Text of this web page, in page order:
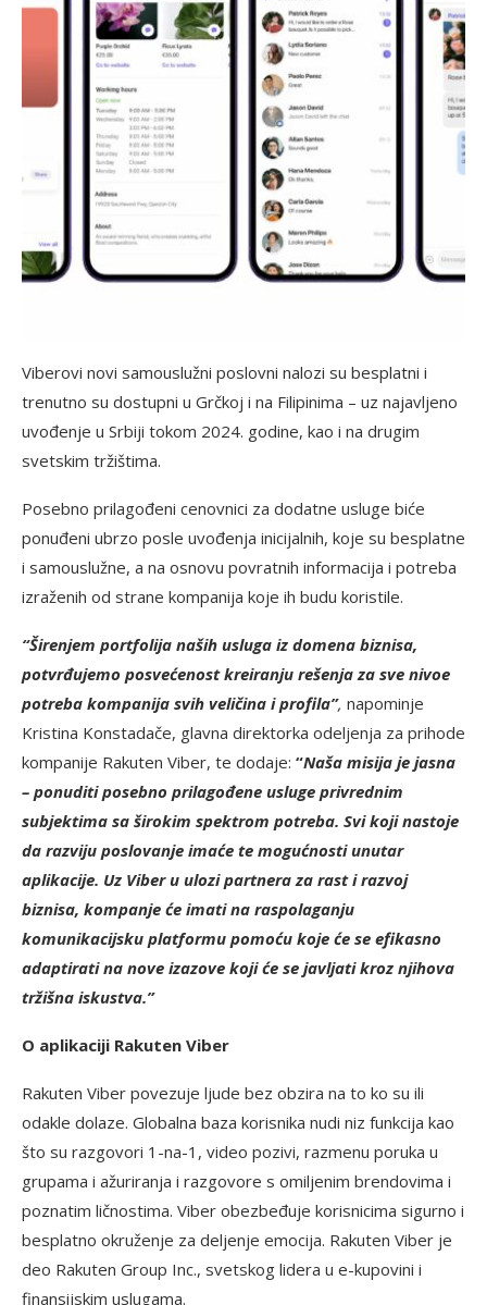
Viberovi novi samouslužni poslovni nalozi su besplatni i
trenutno su dostupni u Grčkoj i na Filipinima – uz najavljeno
uvođenje u Srbiji tokom 2024. godine, kao i na drugim
svetskim tržištima.
Posebno prilagođeni cenovnici za dodatne usluge biće
ponuđeni ubrzo posle uvođenja inicijalnih, koje su besplatne
i samouslužne, a na osnovu povratnih informacija i potreba
izraženih od strane kompanija koje ih budu koristile.
“Širenjem portfolija naših usluga iz domena biznisa,
potvrđujemo posvećenost kreiranju rešenja za sve nivoe
potreba kompanija svih veličina i profila”, napominje
Kristina Konstadače, glavna direktorka odeljenja za prihode
kompanije Rakuten Viber, te dodaje: “Naša misija je jasna
– ponuditi posebno prilagođene usluge privrednim
subjektima sa širokim spektrom potreba. Svi koji nastoje
da razviju poslovanje imaće te mogućnosti unutar
aplikacije. Uz Viber u ulozi partnera za rast i razvoj
biznisa, kompanje će imati na raspolaganju
komunikacijsku platformu pomoću koje će se efikasno
adaptirati na nove izazove koji će se javljati kroz njihova
tržišna iskustva.”
O aplikaciji Rakuten Viber
Rakuten Viber povezuje ljude bez obzira na to ko su ili
odakle dolaze. Globalna baza korisnika nudi niz funkcija kao
što su razgovori 1-na-1, video pozivi, razmenu poruka u
grupama i ažuriranja i razgovore s omiljenim brendovima i
poznatim ličnostima. Viber obezbeđuje korisnicima sigurno i
besplatno okruženje za deljenje emocija. Rakuten Viber je
deo Rakuten Group Inc., svetskog lidera u e-kupovini i
finansijskim uslugama.